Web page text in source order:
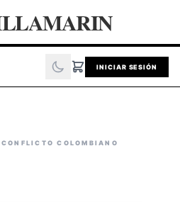
INICIAR SESIÓN
COLOMBIANO